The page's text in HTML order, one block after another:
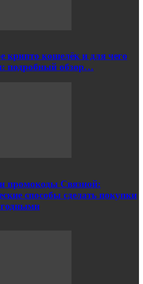
крипто кошелёк и для чего
подробный обзор…
промокоды Связной:
способы сделать покупки